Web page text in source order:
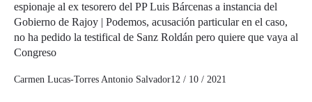
espionaje al ex tesorero del PP Luis Bárcenas a instancia del
Gobierno de Rajoy | Podemos, acusación particular en el caso,
no ha pedido la testifical de Sanz Roldán pero quiere que vaya al
Congreso
Carmen Lucas-Torres Antonio Salvador12 / 10 / 2021